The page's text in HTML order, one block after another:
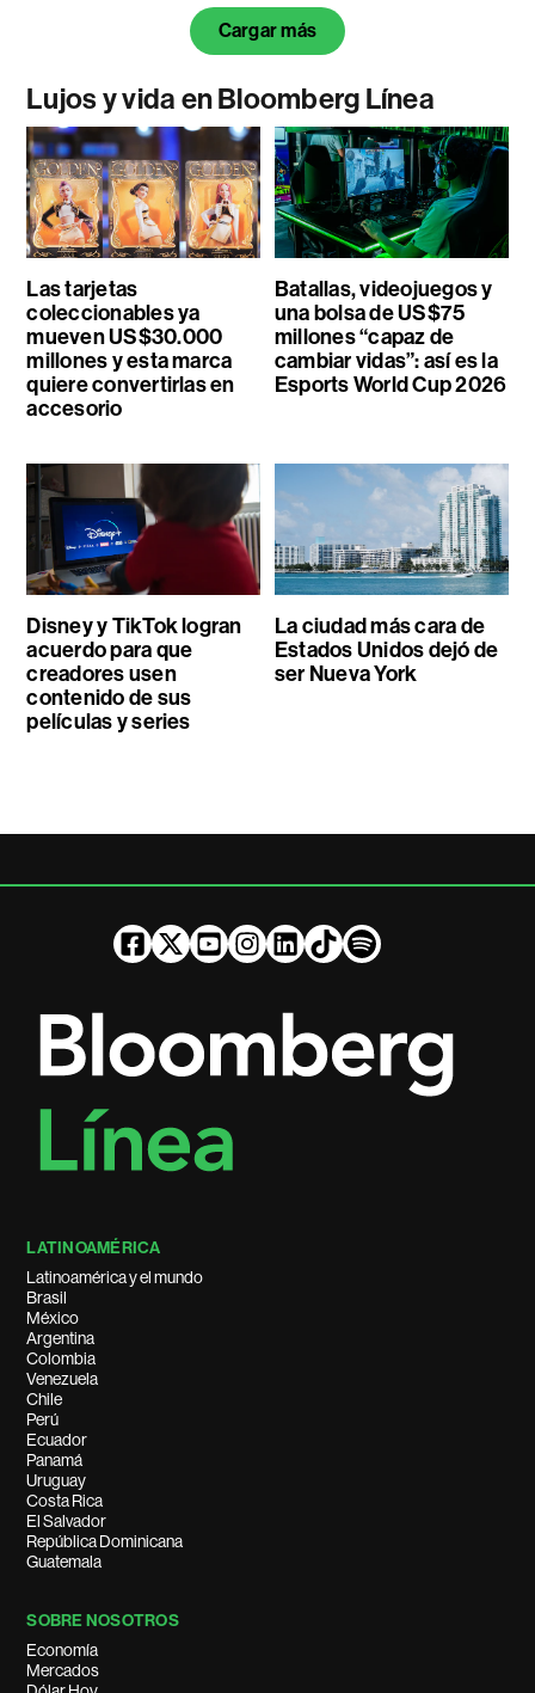
Cargar más
Lujos y vida en Bloomberg Línea
Las tarjetas
coleccionables ya
mueven US$30.000
millones y esta marca
quiere convertirlas en
accesorio
Batallas, videojuegos y
una bolsa de US$75
millones “capaz de
cambiar vidas”: así es la
Esports World Cup 2026
Disney y TikTok logran
acuerdo para que
creadores usen
contenido de sus
películas y series
La ciudad más cara de
Estados Unidos dejó de
ser Nueva York
LATINOAMÉRICA
Latinoamérica y el mundo
Brasil
México
Argentina
Colombia
Venezuela
Chile
Perú
Ecuador
Panamá
Uruguay
Costa Rica
El Salvador
República Dominicana
Guatemala
SOBRE NOSOTROS
Economía
Mercados